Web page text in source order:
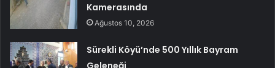
Kamerasında
Ağustos 10, 2026
Sürekli Köyü’nde 500 Yıllık Bayram
Geleneği